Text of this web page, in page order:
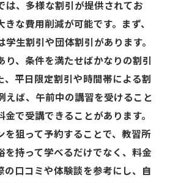
は、多様な割引が提供されてお
きな費用削減が可能です。まず、
生割引や団体割引があります。
り、条件を満たせばかなりの割引
、平日限定割引や時間帯による割
えば、午前中の講習を受けること
で受講できることがあります。
を狙って予約することで、教習所
を持って学べるだけでなく、料金
の口コミや体験談を参考にし、自